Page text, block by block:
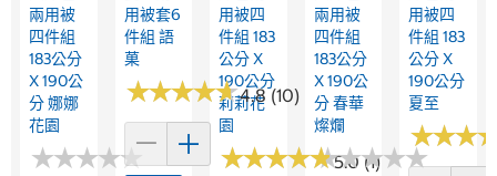
兩用被
四件組
183公分
X 190公
分 娜娜
花園
★★★★★
★★★★★
用被套6
件組 語
菓
★★★★★
★★★★★4.8 (10)
用被四
件組 183
公分 X
190公分
莉莉花
園
★★★★★
★★★★★5.0 (1)
兩用被
四件組
183公分
X 190公
分 春華
燦爛
★★★★★
★★★★★
用被四
件組 183
公分 X
190公分
夏至
★★★
★★★